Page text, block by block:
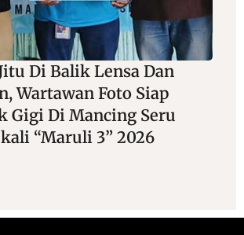
Di Balik Lensa Dan
Wartawan Foto Siap
Gigi Di Mancing Seru
“Maruli 3” 2026